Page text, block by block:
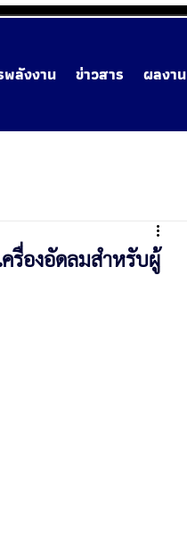
พลังงาน ข่าวสาร ผลงาน
รื่องอัดลมสำหรับผู้